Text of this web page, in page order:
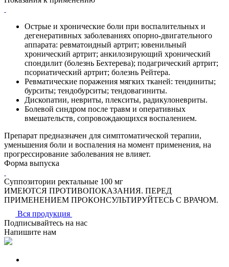
Острые и хронические боли при воспалительных и
дегенеративных заболеваниях опорно-двигательного
аппарата: ревматоидный артрит; ювенильный
хронический артрит; анкилозирующий хронический
спондилит (болезнь Бехтерева); подагрический артрит;
псориатический артрит; болезнь Рейтера.
Ревматические поражения мягких тканей: тендиниты;
бурситы; тендобурситы; тендовагиниты.
Дископатии, невриты, плекситы, радикулоневриты.
Болевой синдром после травм и оперативных
вмешательств, сопровождающихся воспалением.
Препарат предназначен для симптоматической терапии,
уменьшения боли и воспаления на момент применения, на
прогрессирование заболевания не влияет.
Форма выпуска
Суппозитории ректальные 100 мг
ИМЕЮТСЯ ПРОТИВОПОКАЗАНИЯ. ПЕРЕД
ПРИМЕНЕНИЕМ ПРОКОНСУЛЬТИРУЙТЕСЬ С ВРАЧОМ.
Вся продукция
Подписывайтесь на нас
Напишите нам